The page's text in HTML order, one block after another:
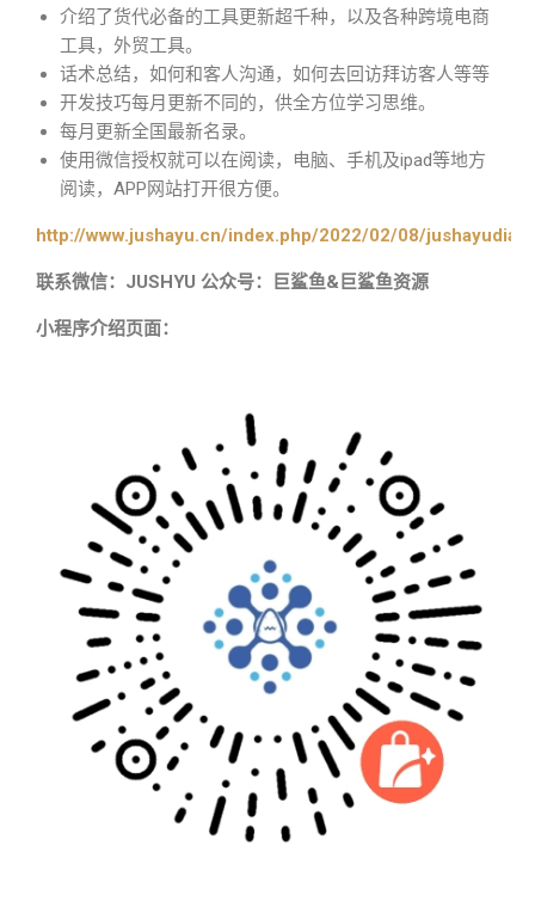
介绍了货代必备的工具更新超千种，以及各种跨境电商
工具，外贸工具。
话术总结，如何和客人沟通，如何去回访拜访客人等等
开发技巧每月更新不同的，供全方位学习思维。
每月更新全国最新名录。
使用微信授权就可以在阅读，电脑、手机及ipad等地方
阅读，APP网站打开很方便。
http://www.jushayu.cn/index.php/2022/02/08/
联系微信：JUSHYU 公众号：巨鲨鱼&巨鲨鱼资源
小程序介绍页面：